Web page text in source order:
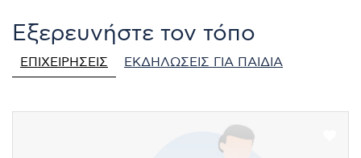
Εξερευνήστε τον τόπο
ΕΠΙΧΕΙΡΉΣΕΙΣ ΕΚΔΗΛΏΣΕΙΣ ΓΙΑ ΠΑΙΔΙΆ